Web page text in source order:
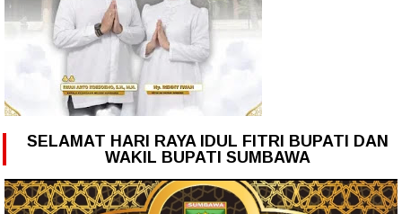
SELAMAT HARI RAYA IDUL FITRI BUPATI DAN
WAKIL BUPATI SUMBAWA